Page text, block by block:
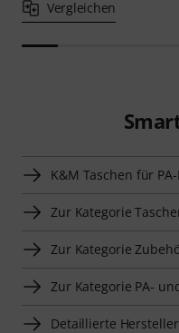
Vergleichen
K&M Taschen für
Zur Kategorie
Zur Kategorie
Zur Kategorie PA-
Detaillierte